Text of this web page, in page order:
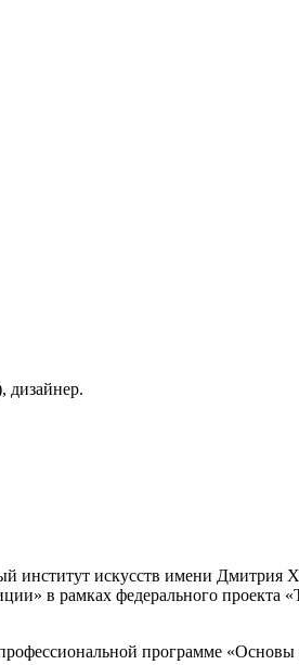
дизайнер.
искусств имени Дмитрия
в рамках федерального проекта
программе «Основы